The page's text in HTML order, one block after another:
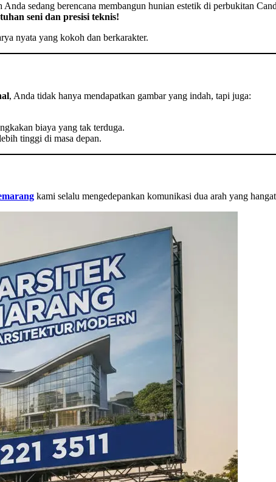
sedang berencana membangun hunian estetik di perbukitan
seni dan presisi teknis!
nyata yang kokoh dan berkarakter.
, Anda tidak hanya mendapatkan gambar yang indah, tapi juga:
biaya yang tak terduga.
tinggi di masa depan.
kami selalu mengedepankan komunikasi dua arah yang